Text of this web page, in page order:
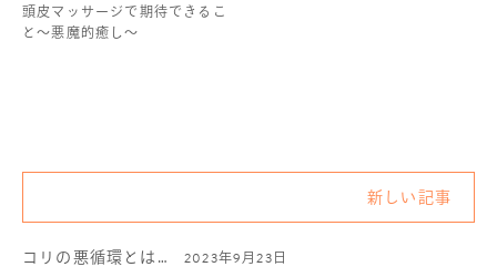
頭皮マッサージで期待できるこ
と〜悪魔的癒し〜
新しい記事
コリの悪循環とは… 2023年9月23日